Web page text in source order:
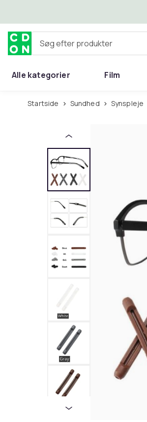
Søg efter produkter
Alle kategorier Film
Hjem & have
Startside Sundhed Synspleje